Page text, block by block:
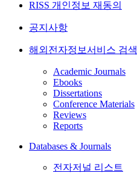
RISS 개인정보 재동의
공지사항
해외전자정보서비스 검색
Academic Journals
Ebooks
Dissertations
Conference Materials
Reviews
Reports
Databases & Journals
전자저널 리스트